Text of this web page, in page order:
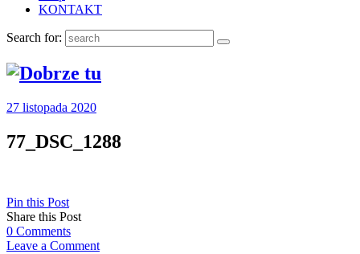
KONTAKT
Search for:
27 listopada 2020
77_DSC_1288
Pin this Post
Share this Post
0 Comments
Leave a Comment